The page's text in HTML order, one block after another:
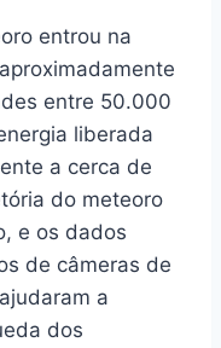
entrou na
entre 50.000
liberada
a cerca de
do meteoro
e os dados
de câmeras de
a
dos